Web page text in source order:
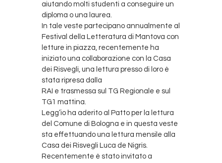
aiutando molti studenti a conseguire un
diploma o una laurea.
In tale veste partecipano annualmente al
Festival della Letteratura di Mantova con
letture in piazza, recentemente ha
iniziato una collaborazione con la Casa
dei Risvegli, una lettura presso di loro è
stata ripresa dalla
RAI e trasmessa sul TG Regionale e sul
TG1 mattina.
Legg’io ha aderito al Patto per la lettura
del Comune di Bologna e in questa veste
sta effettuando una lettura mensile alla
Casa dei Risvegli Luca de Nigris.
Recentemente è stato invitato a